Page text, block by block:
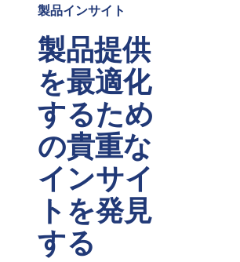
製品インサイト
製品提供
を最適化
するため
の貴重な
インサイ
トを発見
する